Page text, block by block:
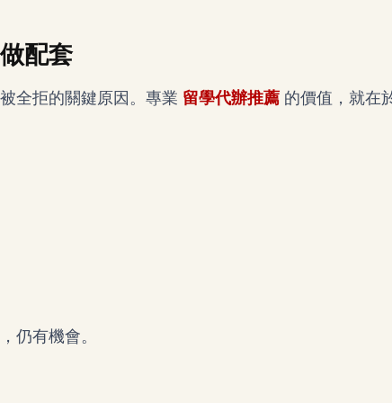
配套
全拒的關鍵原因。專業 留學代辦推薦 的價值，就在
有機會。